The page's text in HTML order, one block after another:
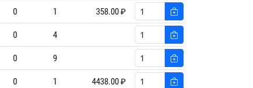
0 1 358.00 ₽
0 4
0 9
0 1 4438.00 ₽